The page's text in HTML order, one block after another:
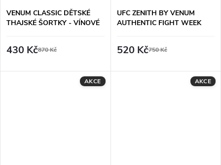
VENUM CLASSIC DĚTSKÉ
THAJSKÉ ŠORTKY - VÍNOVÉ
430 Kč870 Kč
UFC ZENITH BY VENUM
AUTHENTIC FIGHT WEEK
520 Kč750 Kč
AKCE AKCE